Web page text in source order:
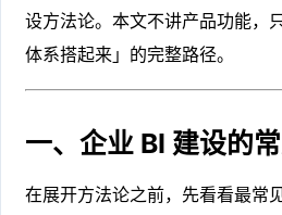
设方法论。本文不讲产品功能，
体系搭起来」的完整路径。
一、企业 BI 建设的
在展开方法论之前，先看看最常